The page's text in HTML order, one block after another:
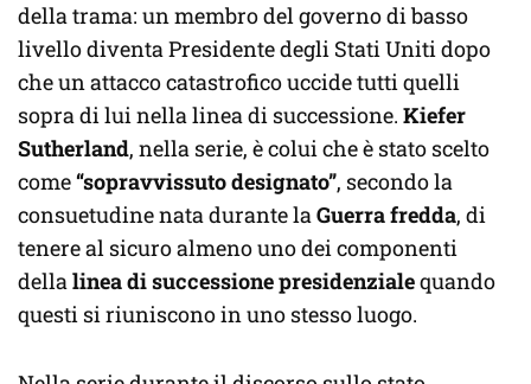
della trama: un membro del governo di basso
livello diventa Presidente degli Stati Uniti dopo
che un attacco catastrofico uccide tutti quelli
sopra di lui nella linea di successione. Kiefer
Sutherland, nella serie, è colui che è stato scelto
come“sopravvissuto designato”, secondo la
consuetudine nata durante laGuerra fredda, di
tenere al sicuro almeno uno dei componenti
dellalinea di successione presidenzialequando
questi si riuniscono in uno stesso luogo.